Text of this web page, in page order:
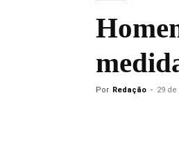
Por Redação - 29